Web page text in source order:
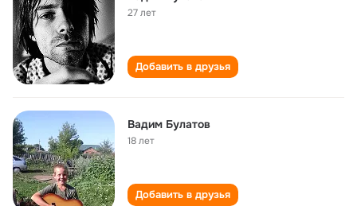
27 лет
Добавить в друзья
Вадим Булатов
18 лет
Добавить в друзья